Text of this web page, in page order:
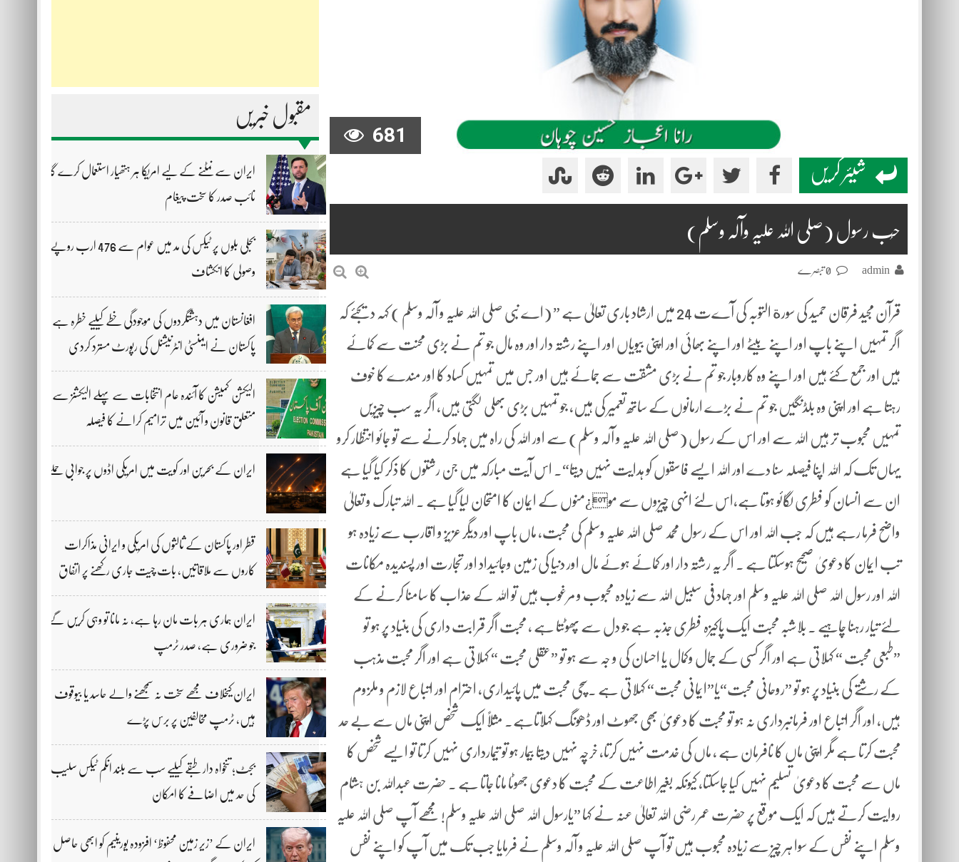
مقبول خبریں
ایران سے نمٹنے کے لیے امریکا ہر ہتھیار استعمال کرے گا،
نائب صدر کا سخت پیغام
بجلی بلوں پر ٹیکس کی مد میں عوام سے 476 ارب روپے
وصولی کا انکشاف
افغانستان میں دہشتگردوں کی موجودگی خطے کیلیے خطرہ ہے،
پاکستان نے ایمنسٹی انٹرنیشنل کی رپورٹ مسترد کردی
الیکشن کمیشن کا آئندہ عام انتخابات سے پہلے الیکشنز سے
متعلق قانون و آئین میں ترامیم کرانے کا فیصلہ
ایران کے بحرین اور کویت میں امریکی اڈوں پر جوابی حملے
قطر اور پاکستان کے ثالثوں کی امریکی و ایرانی مذاکرات
کاروں سے ملاقاتیں، بات چیت جاری رکھنے پر اتفاق
ایران ہماری ہر بات مان رہا ہے، نہ مانا تو وہی کریں گے
جو ضروری ہے، صدر ٹرمپ
ایران کیخلاف مجھے سخت نہ سمجھنے والے حاسد یا بیوقوف
ہیں، ٹرمپ مخالفین پر برس پڑے
بجٹ؛ تنخواہ دار طبقے کیلیے سب سے بلند انکم ٹیکس سلیب
کی حد میں اضافے کا امکان
ایران کے ’زیر زمین محفوظ‘ افزودہ یورینیم کو ابھی حاصل
681
شیئر کریں
حُب رسول (صلی اللہ علیہ وآلہ وسلم)
admin
قرآن مجید فرقان حمید کی سورة التوبہ کی آےت 24 میں ارشاد باری تعالیٰ ہے ” (اے نبی صلی اللہ علیہ و آلہ وسلم ) کہہ دیجئے کہ
اگر تمہیں اپنے باپ اور اپنے بیٹے اور اپنے بھائی اور اپنی بیویاں اور اپنے رشتہ دار اور وہ مال جو تم نے بڑی محنت سے کمائے
ہیں اور جمع کئے ہیں اور اپنے وہ کاروبار جو تم نے بڑی مشقت سے جمائے ہیں اور جس میں تمہیں کساد کا اور مندے کا خوف
رہتا ہے اور اپنی وہ بلڈنگیں جو تم نے بڑے ارمانوں کے ساتھ تعمیر کی ہیں، جو تمہیں بڑی بھلی لگتی ہیں، اگر یہ سب چیزیں
تمہیں محبوب تر ہیں اللہ سے اور اس کے رسول (صلی اللہ علیہ و آلہ وسلم) سے اور اللہ کی راہ میں جہاد کرنے سے تو جائو انتظار کرو
یہاں تک کہ اللہ اپنا فیصلہ سنا دے اور اللہ ایسے فاسقوں کو ہدایت نہیں دیتا“۔ اس آیت مبارکہ میں جن رشتوں کا ذکر کیا گیا ہے
ان سے انسان کو فطری لگائو ہوتا ہے،اس لئے انہی چیزوں سے مو¿منوں کے ایمان کا امتحان لیا گیا ہے ۔ اللہ تبارک و تعالیٰ
واضح فرما رہے ہیں کہ جب اللہ اور اس کے رسول محمد صلی اللہ علیہ وسلم کی محبت، ماں باپ اور دیگر عزیز و اقارب سے زیادہ ہو
تب ایمان کا دعویٰ صحیح ہوسکتا ہے ۔ اگر یہ رشتہ دار اور کمائے ہوئے مال اور دنیا کی زمین وجائیداد اور تجارت اور پسندیدہ مکانات
اللہ اور رسول اللہ صلی اللہ علیہ وسلم اور جہاد فی سبیل اللہ سے زیادہ محبوب و مرغوب ہیں تو اللہ کے عذاب کا سامنا کرنے کے
لئے تیار رہنا چاہیے ۔ بلاشبہ محبت ایک پاکیزہ فطری جذبہ ہے جو دل سے پھوٹتا ہے ، محبت اگر قرابت داری کی بنیاد پر ہو تو
”طبعی محبت “ کہلاتی ہے اور اگر کسی کے جمال وکمال یا احسان کی و جہ سے ہو تو ”عقلی محبت “ کہلاتی ہے اور اگر محبت مذہب
کے رشتے کی بنیاد پر ہو تو ”روحانی محبت“یا”ایمانی محبت“ کہلاتی ہے ۔سچی محبت میں پائیداری، احترام اور اتباع لازم و ملزوم
ہیں، اور اگر اتباع اور فرمانبرداری نہ ہو تو محبت کا دعویٰ بھی جھوٹ اور ڈھونگ کہلاتاہے۔ مثلاً ایک شخص اپنی ماں سے بے حد
محبت کرتا ہے مگر اپنی ماں کا نافرمان ہے ، ماں کی خدمت نہیں کرتا، خرچہ نہیں دیتا بیمار ہو تو تیمارداری نہیں کرتا تو ایسے شخص کا
ماں سے محبت کا دعویٰ تسلیم نہیں کیا جاسکتا، کیونکہ بغیر اطاعت کے محبت کا دعوی جھوٹا مانا جاتا ہے ۔ حضرت عبداللہ بن ہشام
روایت کرتے ہیں کہ ایک موقع پر حضرت عمر رضی اللہ تعالیٰ عنہ نے کہا ”یارسول اللہ صلی اللہ علیہ وسلم! مجھے آپ صلی اللہ علیہ
وسلم اپنے نفس کے سوا ہر چیز سے زیادہ محبوب ہیں تو آپ صلی اللہ علیہ و آلہ وسلم نے فرمایا جب تک میں آپ کو اپنے نفس